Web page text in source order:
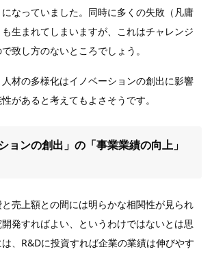
なっていました。同時に多くの失敗（凡庸
生まれてしまいますが、これはチャレンジ
致し方のないところでしょう。
材の多様化はイノベーションの創出に影響
があると考えてもよさそうです。
ョンの創出」の「事業業績の向上」
売上額との間には明らかな相関性が見られ
発すればよい、というわけではないとは思
、R&Dに投資すれば企業の業績は伸びやす